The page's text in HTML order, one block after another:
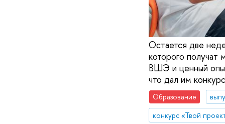
Остается две
которого
ВШЭ и ценный
что дал им
Образование
конкурс «Твой